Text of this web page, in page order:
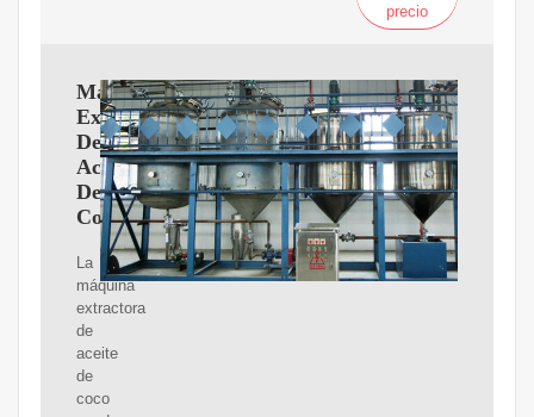
precio
Maquina
Extractora
De
Aceite
De
Coco
La
máquina
extractora
de
aceite
de
coco